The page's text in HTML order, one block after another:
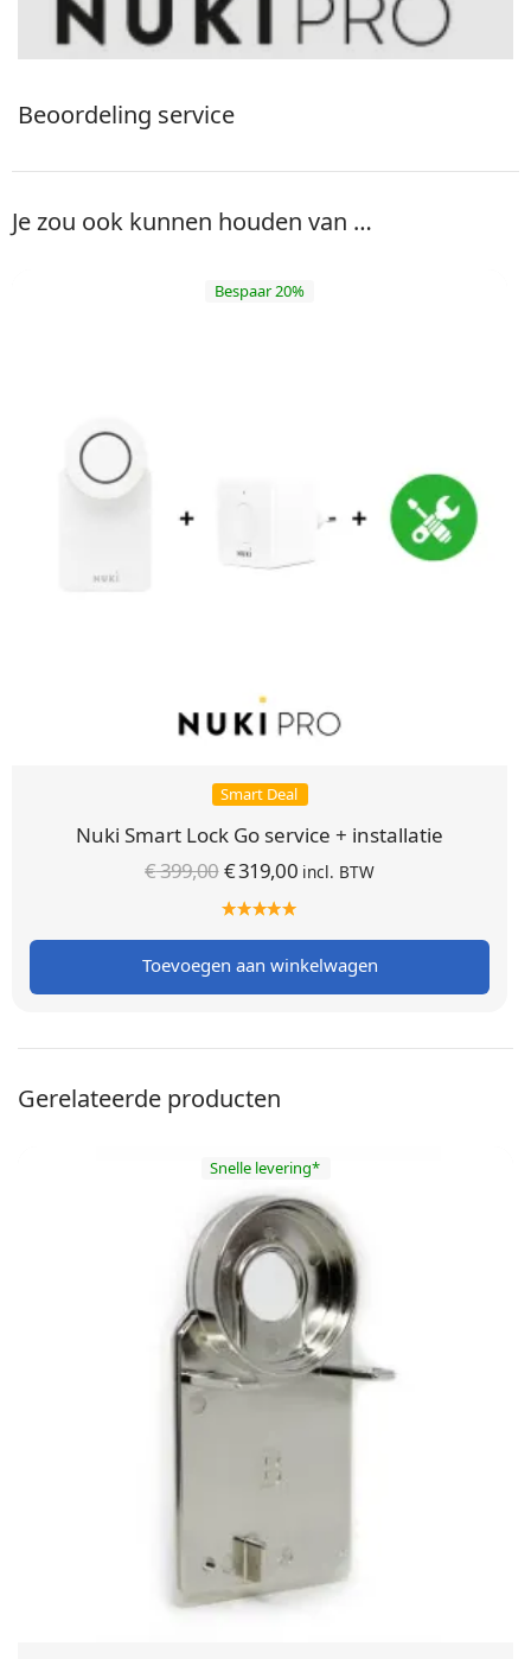
Beoordeling service
Je zou ook kunnen houden van …
Bespaar 20%
Smart Deal
Nuki Smart Lock Go service + installatie
€399,00Oorspronkelijke
prijs was:
€ 399,00.
€319,00 Huidige
€ 319,00.
incl. BTW
Toevoegen aan winkelwagen
Gerelateerde producten
Snelle levering*